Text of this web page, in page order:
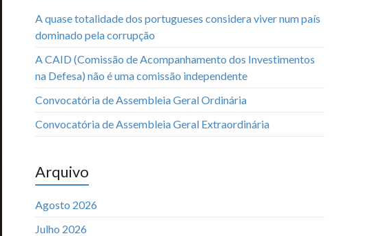
A quase totalidade dos portugueses considera viver num país
dominado pela corrupção
A CAID (Comissão de Acompanhamento dos Investimentos
na Defesa) não é uma comissão independente
Convocatória de Assembleia Geral Ordinária
Convocatória de Assembleia Geral Extraordinária
Arquivo
Agosto 2026
Julho 2026